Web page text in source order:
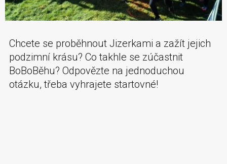
Chcete se proběhnout Jizerkami a zažít jejich
podzimní krásu? Co takhle se zúčastnit
BoBoBěhu? Odpovězte na jednoduchou
otázku, třeba vyhrajete startovné!